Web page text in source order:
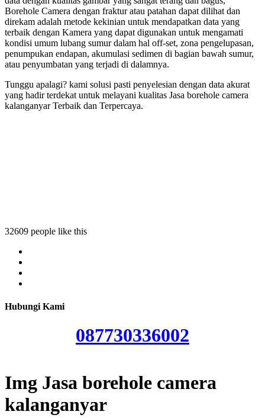
Borehole Camera dengan fraktur atau patahan dapat dilihat dan
direkam adalah metode kekinian untuk mendapatkan data yang
terbaik dengan Kamera yang dapat digunakan untuk mengamati
kondisi umum lubang sumur dalam hal off-set, zona pengelupasan,
penumpukan endapan, akumulasi sedimen di bagian bawah sumur,
atau penyumbatan yang terjadi di dalamnya.
Tunggu apalagi? kami solusi pasti penyelesian dengan data akurat
yang hadir terdekat untuk melayani kualitas Jasa borehole camera
kalanganyar Terbaik dan Terpercaya.
32609 people like this
Hubungi Kami
087730336002
Img Jasa borehole camera
kalanganyar